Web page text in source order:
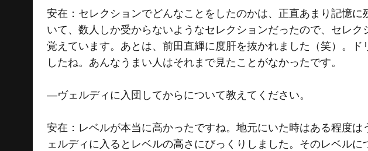
安在：セレクションでどんなことをしたのかは、正直あまり記憶
いて、数人しか受からないようなセレクションだったので、セレク
覚えています。あとは、前田直輝に度肝を抜かれました（笑）。
したね。あんなうまい人はそれまで見たことがなかったです。
―ヴェルディに入団してからについて教えてください。
安在：レベルが本当に高かったですね。地元にいた時はある程度
ェルディに入るとレベルの高さにびっくりしました。そのレベル